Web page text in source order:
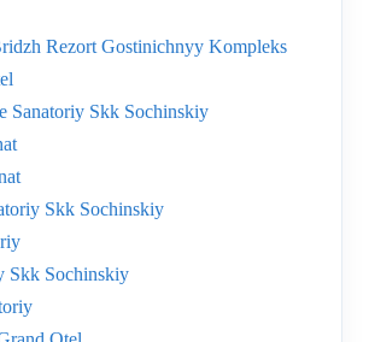
Rezort Gostinichnyy Kompleks
Sanatoriy Skk Sochinskiy
Skk Sochinskiy
Skk Sochinskiy